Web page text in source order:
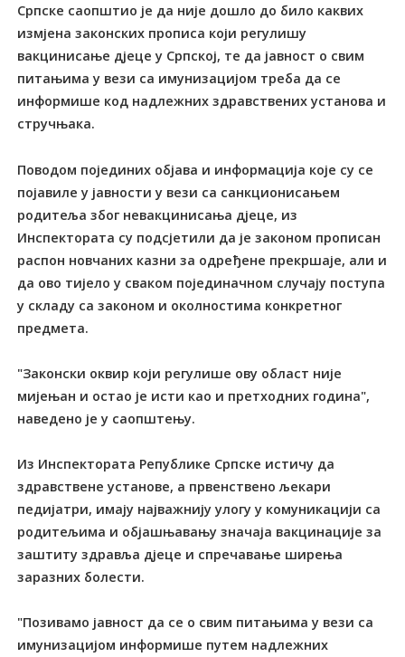
Српске саопштио је да није дошло до било каквих
измјена законских прописа који регулишу
вакцинисање дјеце у Српској, те да јавност о свим
питањима у вези са имунизацијом треба да се
информише код надлежних здравствених установа и
стручњака.
Поводом појединих објава и информација које су се
појавиле у јавности у вези са санкционисањем
родитеља због невакцинисања дјеце, из
Инспектората су подсјетили да је законом прописан
распон новчаних казни за одређене прекршаје, али и
да ово тијело у сваком појединачном случају поступа
у складу са законом и околностима конкретног
предмета.
"Законски оквир који регулише ову област није
мијењан и остао је исти као и претходних година",
наведено је у саопштењу.
Из Инспектората Републике Српске истичу да
здравствене установе, а првенствено љекари
педијатри, имају најважнију улогу у комуникацији са
родитељима и објашњавању значаја вакцинације за
заштиту здравља дјеце и спречавање ширења
заразних болести.
"Позивамо јавност да се о свим питањима у вези са
имунизацијом информише путем надлежних